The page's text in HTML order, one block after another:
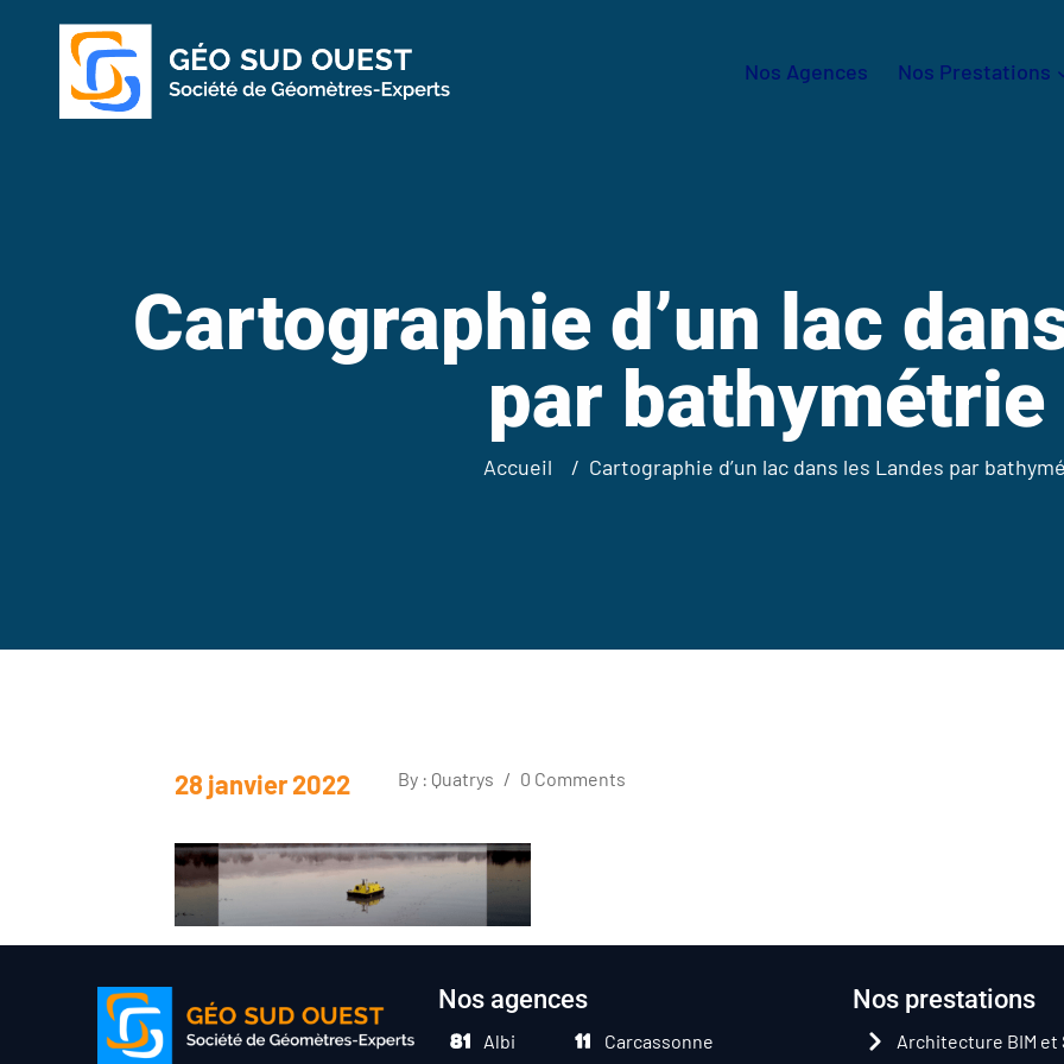
Nos Agences Nos Prestations
Cartographie d’un lac
par bathymétrie
Accueil Cartographie d’un lac dans les Landes par
28 janvier 2022 By : Quatrys / 0 Comments
Nos agences
Albi
Carcassonne
Nos prestations
Architecture BIM et